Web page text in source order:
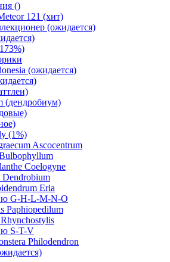
()
121 (хит)
(ожидается)
(ожидается)
(дендробиум)
(1%)
Ascocentrum
Coelogyne
Eria
G-H-L-M-N-O
Paphiopedilum
S-T-V
Philodendron